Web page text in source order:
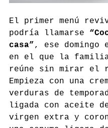
El primer menú
podría llamarse
casa” , ese domingo
en el que la
reúne sin mirar el
Empieza con una
verduras de
ligada con aceite
virgen extra y